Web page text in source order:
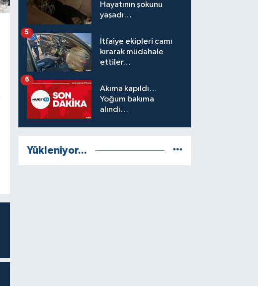
Hayatının şokunu
yaşadı…
İtfaiye ekipleri camı
kırarak müdahale
ettiler…
5
Akıma kapıldı…
Yoğum bakıma
alındı…
6
Yükleniyor...